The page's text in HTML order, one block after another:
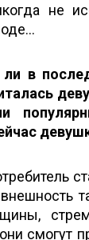
не
в
смогут